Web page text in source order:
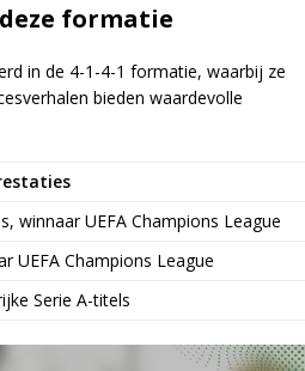
formatie
in de 4-1-4-1 formatie, waarbij ze
bieden waardevolle
winnaar UEFA Champions League
UEFA Champions League
Serie A-titels